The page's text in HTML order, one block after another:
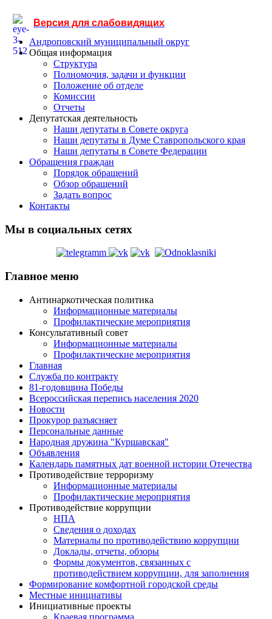
Версия для слабовидящих
Андроповский муниципальный округ
Общая информация
Структура
Полномочия, задачи и функции
Положение об отделе
Комиссии
Отчеты
Депутатская деятельность
Наши депутаты в Совете округа
Наши депутаты в Думе Ставропольского края
Наши депутаты в Совете Федерации
Обращения граждан
Порядок обращений
Обзор обращений
Задать вопрос
Контакты
Мы в социальных сетях
Главное меню
Антинаркотическая политика
Информационные материалы
Профилактические мероприятия
Консультативный совет
Информационные материалы
Профилактические мероприятия
Главная
Служба по контракту
81-годовщина Победы
Всероссийская перепись населения 2020
Новости
Прокурор разъясняет
Персональные данные
Народная дружина "Куршавская"
Объявления
Календарь памятных дат военной истории Отечества
Противодействие терроризму
Информационные материалы
Профилактические мероприятия
Противодействие коррупции
НПА
Сведения о доходах
Материалы по противодействию коррупции
Доклады, отчеты, обзоры
Формы документов, связанных с
противодействием коррупции, для заполнения
Формирование комфортной городской среды
Местные инициативы
Инициативные проекты
Краевая программа